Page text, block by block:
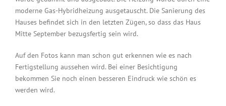
moderne Gas-Hybridheizung ausgetauscht. Die Sanierung des
Hauses befindet sich in den letzten Zügen, so dass das Haus
Mitte September bezugsfertig sein wird.
Auf den Fotos kann man schon gut erkennen wie es nach
Fertigstellung aussehen wird. Bei einer Besichtigung
bekommen Sie noch einen besseren Eindruck wie schön es
werden wird.